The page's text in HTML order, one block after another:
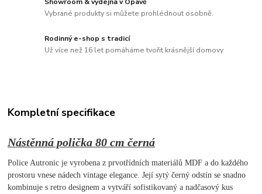
Showroom & výdejna v Opavě
Vybrané produkty si můžete prohlédnout osobně.
Rodinný e-shop s tradicí
Už více než 16 let pomáháme tvořit krásnější domovy
Kompletní specifikace
Nástěnná polička 80 cm černá
Police Autronic je vyrobena z prvotřídních materiálů MDF a do každého
prostoru vnese nádech vintage elegance. Její sytý černý odstín se snadno
kombinuje s retro designem a vytváří sofistikovaný a nadčasový kus